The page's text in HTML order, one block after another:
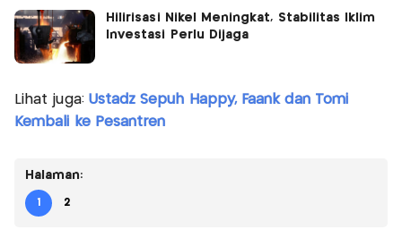
Hilirisasi Nikel Meningkat, Stabilitas Iklim
Investasi Perlu Dijaga
Lihat juga: Ustadz Sepuh Happy, Faank dan Tomi
Kembali ke Pesantren
Halaman:
1 2